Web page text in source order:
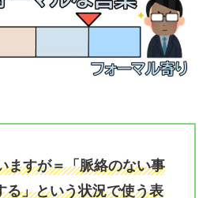
ますが＝「脈絡のない事
る」という状況で使う表